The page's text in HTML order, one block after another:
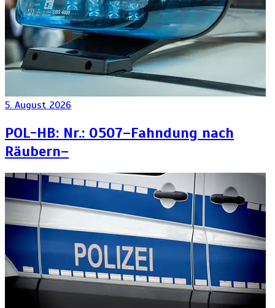
5. August 2026
POL-HB: Nr.: 0507–Fahndung nach
Räubern–